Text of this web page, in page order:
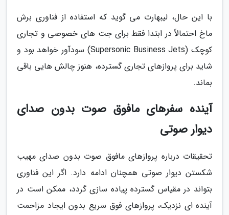
با این حال، لیبهارت می گوید که استفاده از فناوری برش
ماخ احتمالاً در ابتدا فقط برای جت های خصوصی و تجاری
کوچک (Supersonic Business Jets) سودآور خواهد بود و
شاید برای پروازهای تجاری گسترده، هنوز چالش هایی باقی
بماند.
آینده سفرهای مافوق صوت بدون صدای
دیوار صوتی
تحقیقات درباره پروازهای مافوق صوت بدون صدای مهیب
شکستن دیوار صوتی همچنان ادامه دارد. اگر این فناوری
بتواند در مقیاس گسترده پیاده سازی گردد، ممکن است در
آینده ای نزدیک، پروازهای فوق سریع بدون ایجاد مزاحمت